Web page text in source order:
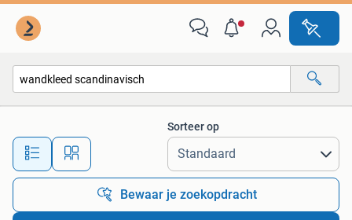
Alle afstanden…
Sorteer op
Bewaar je zoekopdracht